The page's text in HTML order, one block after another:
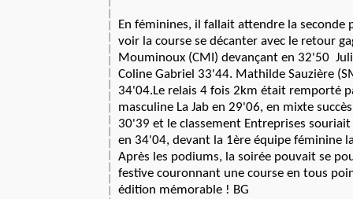
En féminines, il fallait attendre la seconde
voir la course se décanter avec le retour
Mouminoux (CMI) devançant en 32'50
Coline Gabriel 33'44. Mathilde Sauzière
34'04.Le relais 4 fois 2km était remporté
masculine La Jab en 29'06, en mixte
30'39 et le classement Entreprises
en 34'04, devant la 1ère équipe féminine
Après les podiums, la soirée pouvait se
festive couronnant une course en tous
édition mémorable ! BG